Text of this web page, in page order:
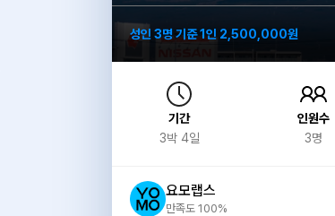
성인 3명 기준 1인 2,500,000원
기간
3박 4일
인원수
3명
요모랩스
만족도 100%